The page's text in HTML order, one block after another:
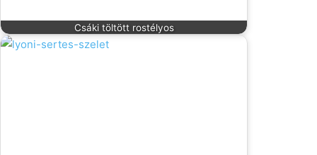
Csáki töltött rostélyos